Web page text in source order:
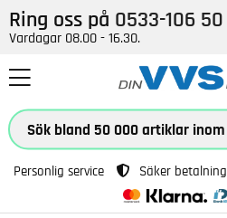
Ring oss på 0533-106 50
Vardagar 08.00 - 16.30.
Personlig service Säker betalning